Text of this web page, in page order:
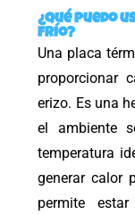
¿Qué puedo
frío?
Una placa
proporcionar
erizo. Es una
el ambiente
temperatura
generar calor
permite